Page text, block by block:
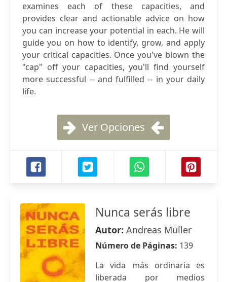
examines each of these capacities, and
provides clear and actionable advice on how
you can increase your potential in each. He will
guide you on how to identify, grow, and apply
your critical capacities. Once you've blown the
"cap" off your capacities, you'll find yourself
more successful -- and fulfilled -- in your daily
life.
Ver Opciones
Nunca serás libre
Autor: Andreas Müller
Número de Páginas: 139
La vida más ordinaria es
liberada por medios